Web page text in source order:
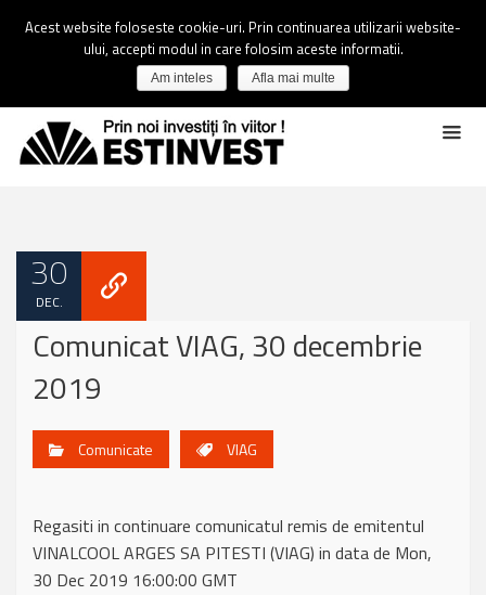
30
DEC.
Comunicat VIAG, 30 decembrie
2019
Comunicate VIAG
Regasiti in continuare comunicatul remis de emitentul
VINALCOOL ARGES SA PITESTI (VIAG) in data de Mon,
30 Dec 2019 16:00:00 GMT
Acest website foloseste cookie-uri. Prin continuarea utilizarii website-
ului, accepti modul in care folosim aceste informatii.
Am inteles Afla mai multe